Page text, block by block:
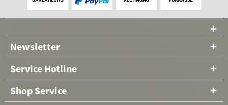
Newsletter
Service Hotline
Shop Service